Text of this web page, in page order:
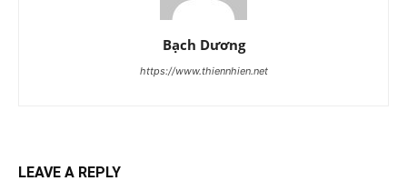
Bạch Dương
https://www.thiennhien.net
LEAVE A REPLY